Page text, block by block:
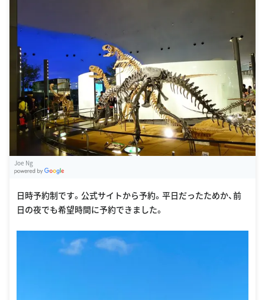
Joe Ng
日時予約制です。公式サイトから予約。平日だったためか、前
日の夜でも希望時間に予約できました。